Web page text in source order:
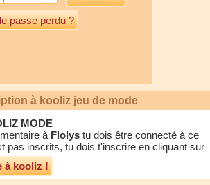
passe perdu ?
à kooliz jeu de mode
MODE
à Flolys tu dois être connecté à ce
pas inscrits, tu dois t'inscrire en cliquant sur
à kooliz !